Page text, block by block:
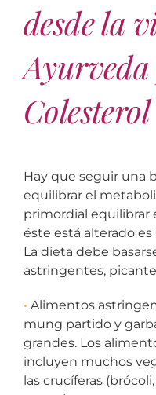
desde la
Colesterol
Hay que seguir una
equilibrar el
primordial equilibrar
éste está alterado
La dieta debe
astringentes,
• Alimentos
mung partido y
grandes. Los
incluyen muchos
las crucíferas